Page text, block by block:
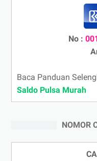
No :
Baca Panduan
Saldo Pulsa Murah
NOMOR